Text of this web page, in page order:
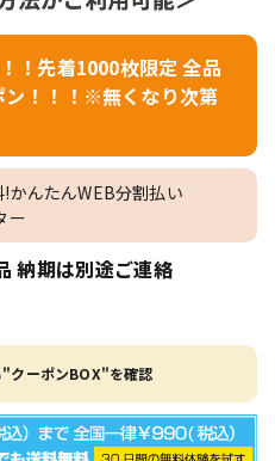
！先着1000枚限定 全品
ン！！！※無くなり次第
かんたんWEB分割払い
ー
納期は別途ご連絡
クーポンBOX"を確認